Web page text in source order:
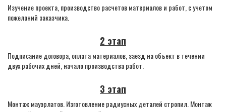
Изучение проекта, производство расчетов материалов и работ, с учетом
пожеланий заказчика.
2 этап
Подписание договора, оплата материалов, заезд на объект в течении
двух рабочих дней, начало производства работ.
3 этап
Монтаж мауэрлатов. Изготовление радиусных деталей стропил. Монтаж